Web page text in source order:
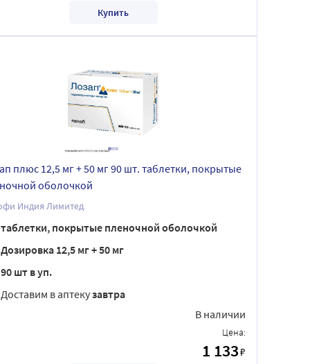
Купить
плюс 12,5 мг + 50 мг 90 шт. таблетки, покрытые
оболочкой
Индия Лимитед
таблетки, покрытые пленочной оболочкой
Дозировка 12,5 мг + 50 мг
90 шт в уп.
Доставим в аптекузавтра
В наличии
Цена:
1 133₽